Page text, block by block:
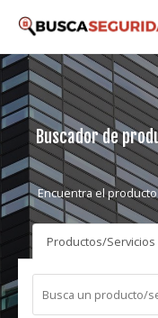
Buscador de
Encuentra el
Productos/Servicios